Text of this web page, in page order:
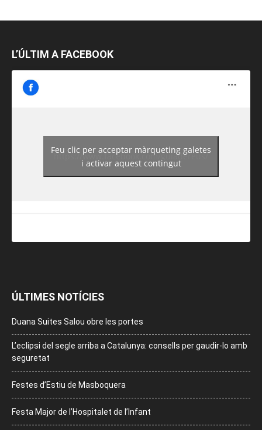
L’ÚLTIM A FACEBOOK
https://www.facebook.com/guiadereus/
Feu clic per acceptar màrqueting galetes
i activar aquest contingut
ÚLTIMES NOTÍCIES
Duana Suites Salou obre les portes
L’eclipsi del segle arriba a Catalunya: consells per gaudir-lo amb
seguretat
Festes d’Estiu de Masboquera
Festa Major de l’Hospitalet de l’Infant